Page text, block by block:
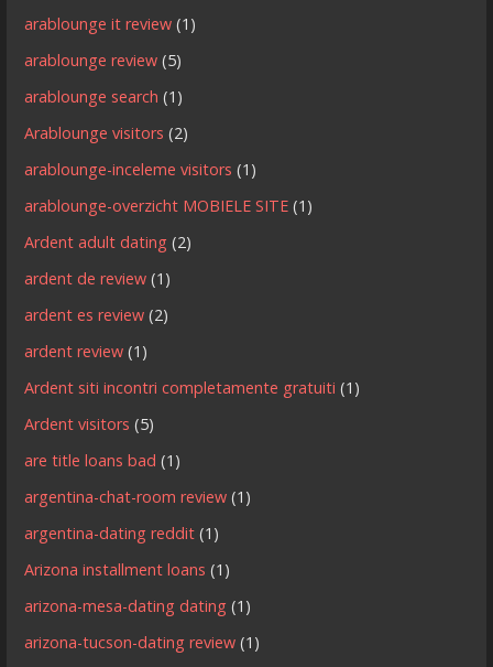
arablounge it review (1)
arablounge review (5)
arablounge search (1)
Arablounge visitors (2)
arablounge-inceleme visitors (1)
arablounge-overzicht MOBIELE SITE (1)
Ardent adult dating (2)
ardent de review (1)
ardent es review (2)
ardent review (1)
Ardent siti incontri completamente gratuiti (1)
Ardent visitors (5)
are title loans bad (1)
argentina-chat-room review (1)
argentina-dating reddit (1)
Arizona installment loans (1)
arizona-mesa-dating dating (1)
arizona-tucson-dating review (1)